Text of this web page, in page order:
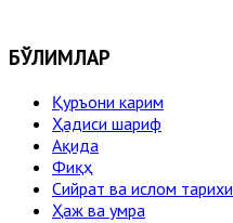
БЎЛИМЛАР
Қуръони карим
Ҳадиси шариф
Ақида
Фиқҳ
Сийрат ва ислом тарихи
Ҳаж ва умра